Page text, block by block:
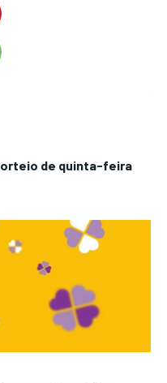
de quinta-feira